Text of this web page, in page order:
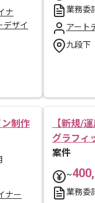
ナ
デザイ
業務委
アート
九段下
ン制作
ナー
【新規/
グラフィ
案件
~
業務委